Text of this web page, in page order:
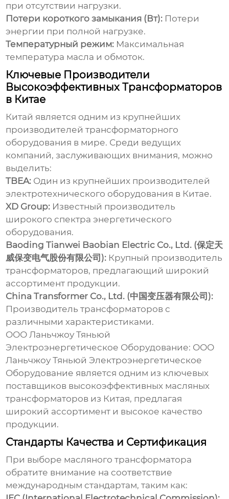
при отсутствии нагрузки.
Потери короткого замыкания (Вт): Потери
энергии при полной нагрузке.
Температурный режим: Максимальная
температура масла и обмоток.
Ключевые Производители
Высокоэффективных Трансформаторов
в Китае
Китай является одним из крупнейших
производителей трансформаторного
оборудования в мире. Среди ведущих
компаний, заслуживающих внимания, можно
выделить:
TBEA: Один из крупнейших производителей
электротехнического оборудования в Китае.
XD Group: Известный производитель
широкого спектра энергетического
оборудования.
Baoding Tianwei Baobian Electric Co., Ltd. (保定天
威保变电气股份有限公司): Крупный производитель
трансформаторов, предлагающий широкий
ассортимент продукции.
China Transformer Co., Ltd. (中国变压器有限公司):
Производитель трансформаторов с
различными характеристиками.
ООО Ланьчжоу Тяньюй
Электроэнергетическое Оборудование: ООО
Ланьчжоу Тяньюй Электроэнергетическое
Оборудование является одним из ключевых
поставщиков высокоэффективных масляных
трансформаторов из Китая, предлагая
широкий ассортимент и высокое качество
продукции.
Стандарты Качества и Сертификация
При выборе масляного трансформатора
обратите внимание на соответствие
международным стандартам, таким как: